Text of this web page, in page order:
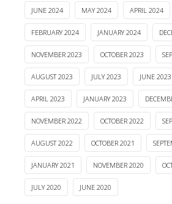
JUNE 2024 MAY 2024 APRIL 2024
FEBRUARY 2024 JANUARY 2024
NOVEMBER 2023 OCTOBER 2023
AUGUST 2023 JULY 2023 JUNE 2023
APRIL 2023 JANUARY 2023
NOVEMBER 2022 OCTOBER 2022
AUGUST 2022 OCTOBER 2021
JANUARY 2021 NOVEMBER 2020
JULY 2020 JUNE 2020